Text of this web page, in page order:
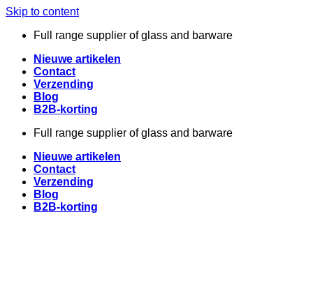
Skip to content
Full range supplier of glass and barware
Nieuwe artikelen
Contact
Verzending
Blog
B2B-korting
Full range supplier of glass and barware
Nieuwe artikelen
Contact
Verzending
Blog
B2B-korting